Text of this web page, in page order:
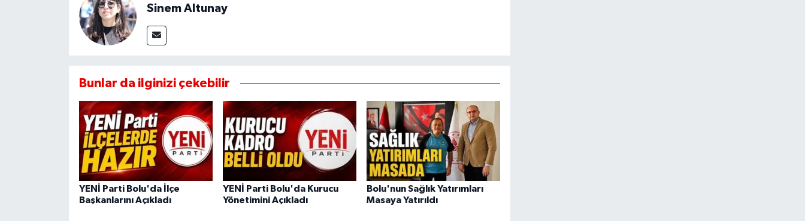
Sinem Altunay
Bunlar da ilginizi çekebilir
YENİ Parti Bolu'da İlçe
Başkanlarını Açıkladı
YENİ Parti Bolu'da Kurucu
Yönetimini Açıkladı
Bolu'nun Sağlık Yatırımları
Masaya Yatırıldı